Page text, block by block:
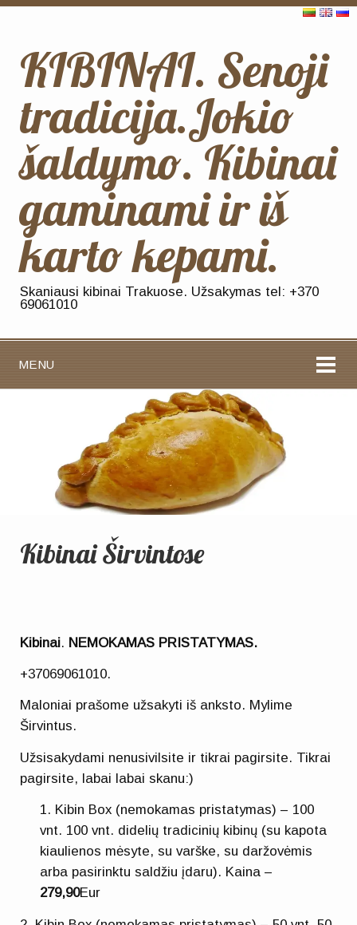
KIBINAI. Senoji
tradicija.Jokio
šaldymo. Kibinai
gaminami ir iš
karto kepami.
Skaniausi kibinai Trakuose. Užsakymas tel: +370
69061010
MENU
Kibinai Širvintose
Kibinai. NEMOKAMAS PRISTATYMAS.
+37069061010.
Maloniai prašome užsakyti iš anksto. Mylime
Širvintus.
Užsisakydami nenusivilsite ir tikrai pagirsite. Tikrai
pagirsite, labai labai skanu:)
Kibin Box (nemokamas pristatymas) – 100
vnt. 100 vnt. didelių tradicinių kibinų (su kapota
kiaulienos mėsyte, su varške, su daržovėmis
arba pasirinktu saldžiu įdaru). Kaina –
279,90Eur